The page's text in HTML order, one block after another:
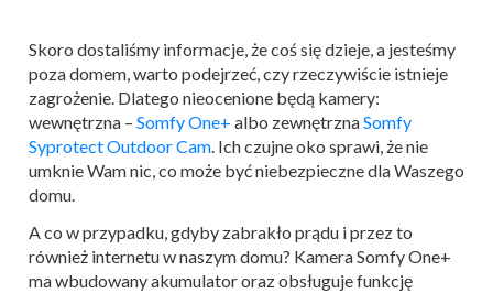
Skoro dostaliśmy informacje, że coś się dzieje, a jesteśmy
poza domem, warto podejrzeć, czy rzeczywiście istnieje
zagrożenie. Dlatego nieocenione będą kamery:
wewnętrzna – Somfy One+ albo zewnętrznaSomfy
Syprotect Outdoor Cam. Ich czujne oko sprawi, że nie
umknie Wam nic, co może być niebezpieczne dla Waszego
domu.
A co w przypadku, gdyby zabrakło prądu i przez to
również internetu w naszym domu? Kamera Somfy One+
ma wbudowany akumulator oraz obsługuje funkcję